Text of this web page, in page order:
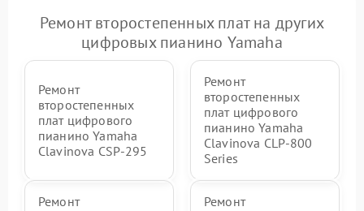
Ремонт второстепенных плат на других
цифровых пианино Yamaha
Ремонт
второстепенных
плат цифрового
пианино Yamaha
Clavinova CSP-295
Ремонт
второстепенных
плат цифрового
пианино Yamaha
Clavinova CLP-800
Series
Ремонт
Ремонт